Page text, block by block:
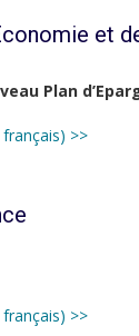
et
Plan
>>
>>